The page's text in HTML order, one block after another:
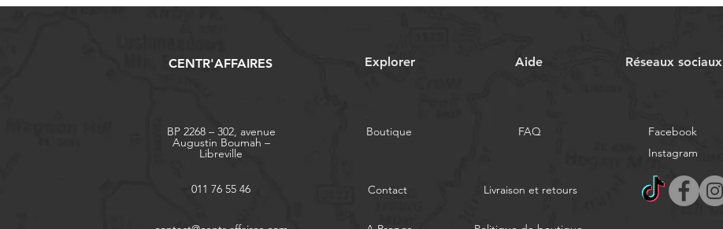
CENTR'AFFAIRES Explorer Aide Réseaux sociaux
BP 2268 – 302, avenue
Augustin Boumah –
Libreville
011 76 55 46
Boutique FAQ
Contact Livraison et retours
Facebook
Instagram